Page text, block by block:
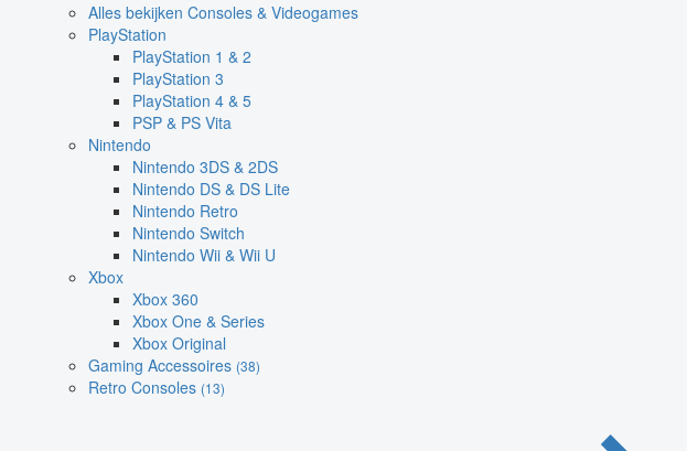
Alles bekijken Consoles & Videogames
PlayStation
PlayStation 1 & 2
PlayStation 3
PlayStation 4 & 5
PSP & PS Vita
Nintendo
Nintendo 3DS & 2DS
Nintendo DS & DS Lite
Nintendo Retro
Nintendo Switch
Nintendo Wii & Wii U
Xbox
Xbox 360
Xbox One & Series
Xbox Original
Gaming Accessoires (38)
Retro Consoles (13)